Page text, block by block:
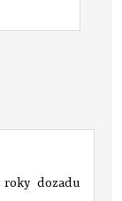
roky dozadu